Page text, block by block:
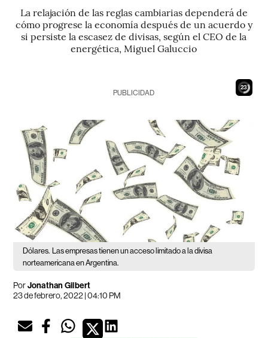
La relajación de las reglas cambiarias dependerá de
cómo progrese la economía después de un acuerdo y
si persiste la escasez de divisas, según el CEO de la
energética, Miguel Galuccio
22
PUBLICIDAD
Dólares. Las empresas tienen un acceso limitado a la divisa
norteamericana en Argentina.
PorJonathan Gilbert
23 de febrero, 2022 | 04:10 PM